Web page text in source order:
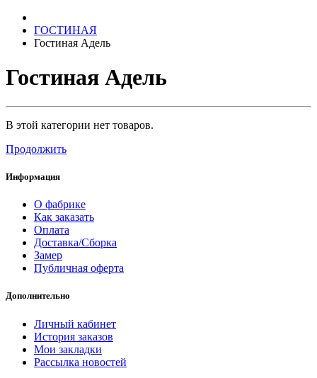
ГОСТИНАЯ
Гостиная Адель
Гостиная Адель
В этой категории нет товаров.
Продолжить
Информация
О фабрике
Как заказать
Оплата
Доставка/Сборка
Замер
Публичная оферта
Дополнительно
Личный кабинет
История заказов
Мои закладки
Рассылка новостей